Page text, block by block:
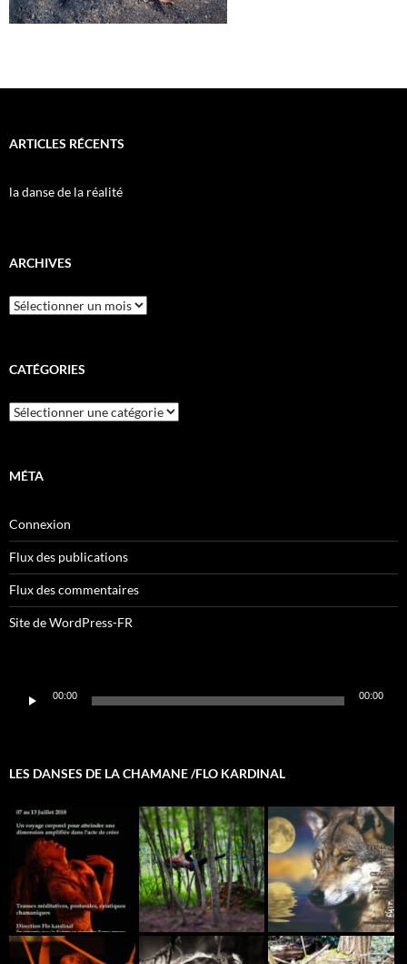
ARTICLES RÉCENTS
la danse de la réalité
ARCHIVES
Archives
CATÉGORIES
Catégories
MÉTA
Connexion
Flux des publications
Flux des commentaires
Site de WordPress-FR
audio
00:00 00:00
LES DANSES DE LA CHAMANE /FLO KARDINAL